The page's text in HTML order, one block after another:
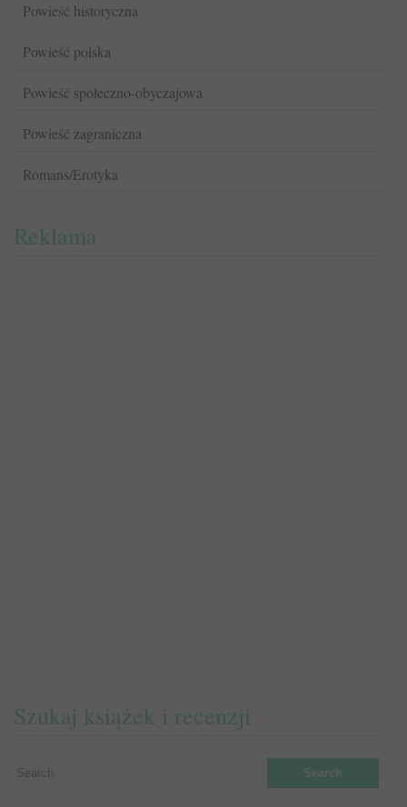
Powieść historyczna
Powieść polska
Powieść społeczno-obyczajowa
Powieść zagraniczna
Romans/Erotyka
Reklama
Szukaj książek i recenzji